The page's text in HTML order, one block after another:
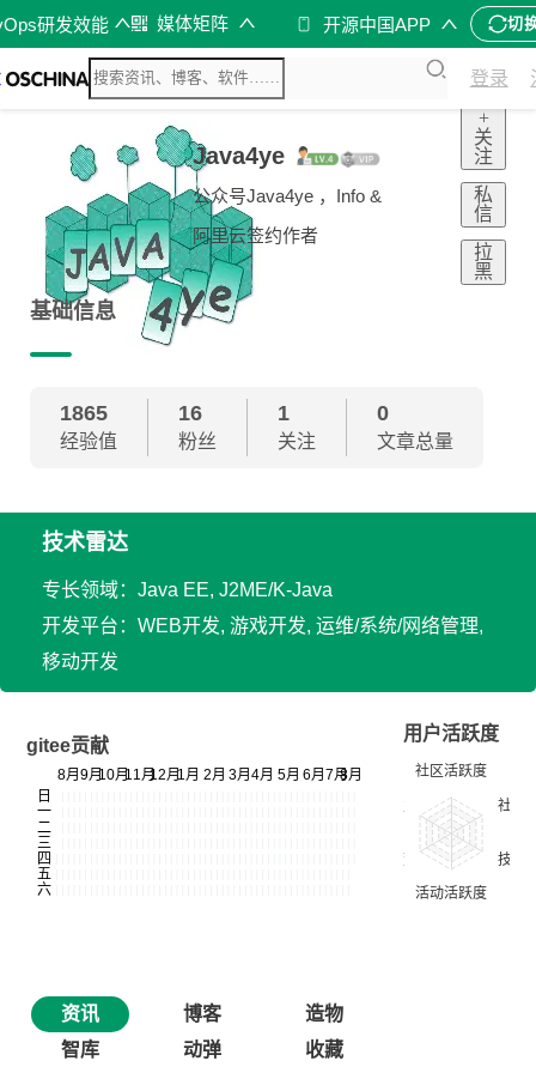
研发效能 媒体矩阵 开源中国APP 切
登录
Java4ye
公众号Java4ye ，Info &
阿里云签约作者
+
关
注
私
信
拉
黑
基础信息
1865
经验值
16
粉丝
1
关注
0
文章总量
技术雷达
专长领域：Java EE, J2ME/K-Java
开发平台：WEB开发, 游戏开发, 运维/系统/网络管理,
移动开发
gitee贡献
用户活跃度
资讯 博客
造物
智库
动弹 收藏